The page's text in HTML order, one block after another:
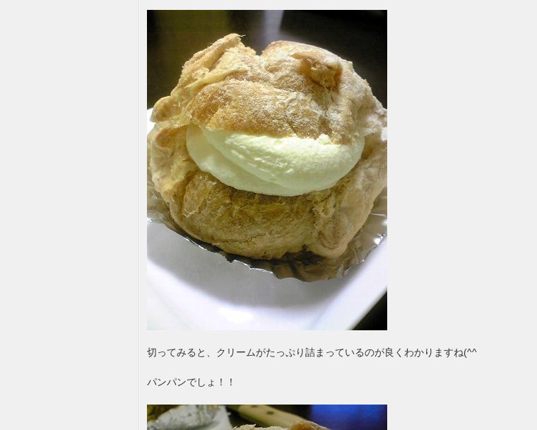
切ってみると、クリームがたっぷり詰まっているのが良くわかりますね(^^ゞ
パンパンでしょ！！